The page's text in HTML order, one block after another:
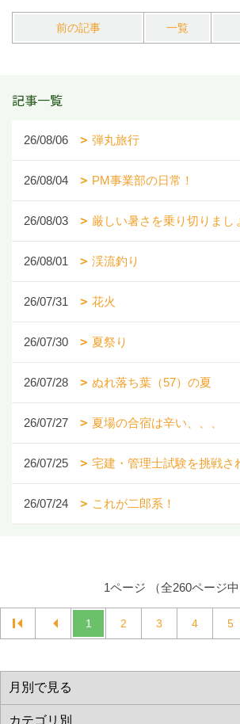
前の記事 一覧
記事一覧
26/08/06 弾丸旅行
26/08/04 PM事業部の日常！
26/08/03 厳しい暑さを乗り切りまし
26/08/01 渓流釣り
26/07/31 花火
26/07/30 夏祭り
26/07/28 ぬれ落ち葉（57）の夏
26/07/27 夏場の合宿は辛い、、、
26/07/25 宅建・管理士試験を挑戦さ
26/07/24 これが二郎系！
1ページ （全260ページ中
1 2 3 4 5